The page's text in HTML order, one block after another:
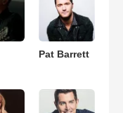
Pat Barrett